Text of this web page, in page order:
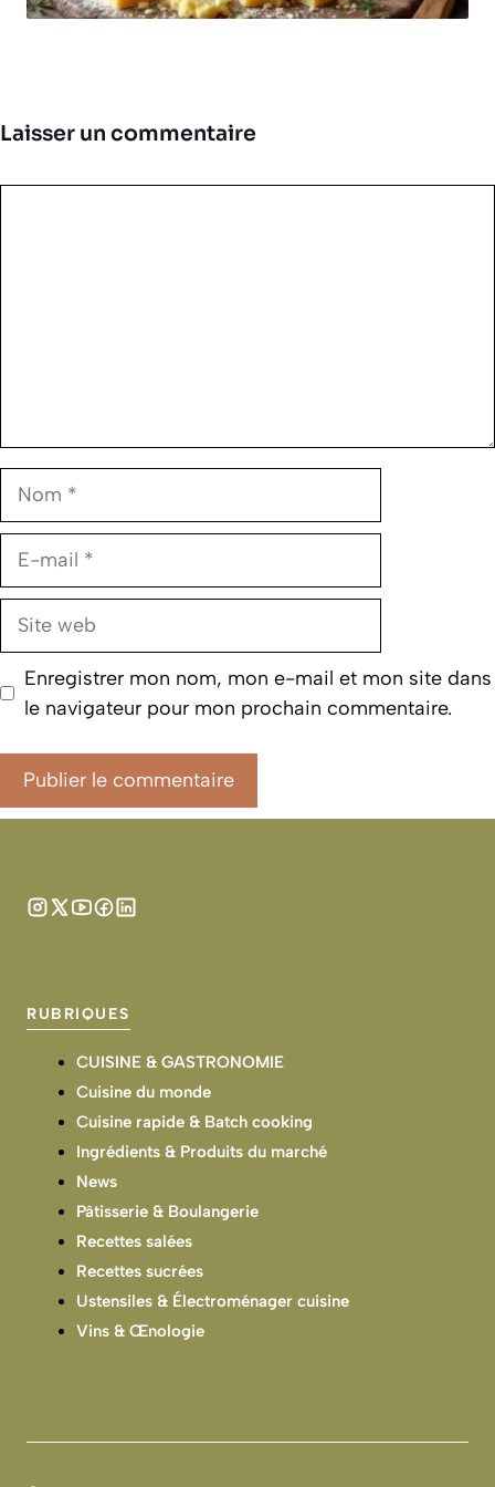
Laisser un commentaire
Nom
E-
Site
Enregistrer mon nom, mon e-mail et mon site dans
le navigateur pour mon prochain commentaire.
RUBRIQUES
CUISINE & GASTRONOMIE
Cuisine du monde
Cuisine rapide & Batch cooking
Ingrédients & Produits du marché
News
Pâtisserie & Boulangerie
Recettes salées
Recettes sucrées
Ustensiles & Électroménager cuisine
Vins & Œnologie